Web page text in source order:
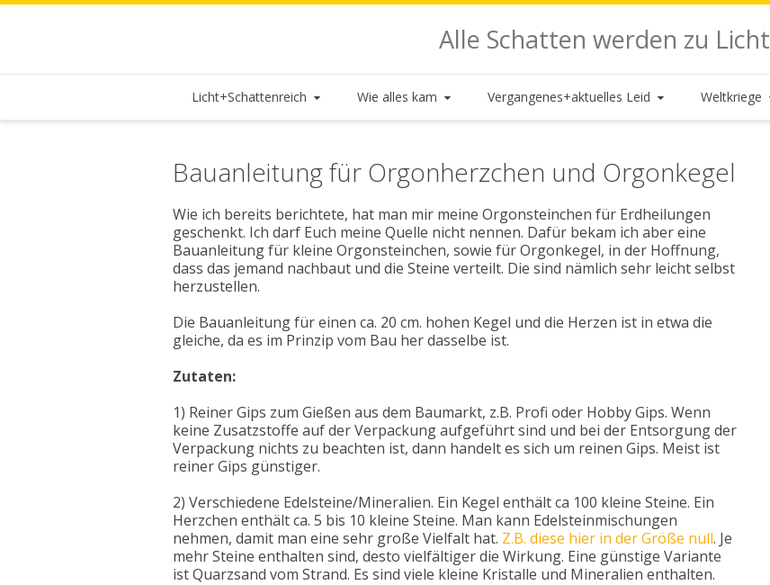
Alle Schatten werden zu Licht
Licht+Schattenreich Wie alles kam Vergangenes+aktuelles Leid Weltkriege
Bauanleitung für Orgonherzchen und Orgonkegel
Wie ich bereits berichtete, hat man mir meine Orgonsteinchen für Erdheilungen
geschenkt. Ich darf Euch meine Quelle nicht nennen. Dafür bekam ich aber eine
Bauanleitung für kleine Orgonsteinchen, sowie für Orgonkegel, in der Hoffnung,
dass das jemand nachbaut und die Steine verteilt. Die sind nämlich sehr leicht selbst
herzustellen.
Die Bauanleitung für einen ca. 20 cm. hohen Kegel und die Herzen ist in etwa die
gleiche, da es im Prinzip vom Bau her dasselbe ist.
Zutaten:
1) Reiner Gips zum Gießen aus dem Baumarkt, z.B. Profi oder Hobby Gips. Wenn
keine Zusatzstoffe auf der Verpackung aufgeführt sind und bei der Entsorgung der
Verpackung nichts zu beachten ist, dann handelt es sich um reinen Gips. Meist ist
reiner Gips günstiger.
2) Verschiedene Edelsteine/Mineralien. Ein Kegel enthält ca 100 kleine Steine. Ein
Herzchen enthält ca. 5 bis 10 kleine Steine. Man kann Edelsteinmischungen
nehmen, damit man eine sehr große Vielfalt hat. Z.B. diese hier in der Größe null. Je
mehr Steine enthalten sind, desto vielfältiger die Wirkung. Eine günstige Variante
ist Quarzsand vom Strand. Es sind viele kleine Kristalle und Mineralien enthalten.